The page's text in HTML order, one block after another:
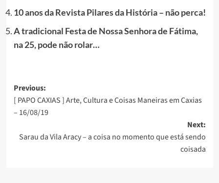
10 anos da Revista Pilares da História – não perca!
A tradicional Festa de Nossa Senhora de Fátima,
na 25, pode não rolar…
Post
navigation
Previous:
[ PAPO CAXIAS ] Arte, Cultura e Coisas Maneiras em Caxias
– 16/08/19
Next:
Sarau da Vila Aracy – a coisa no momento que está sendo
coisada